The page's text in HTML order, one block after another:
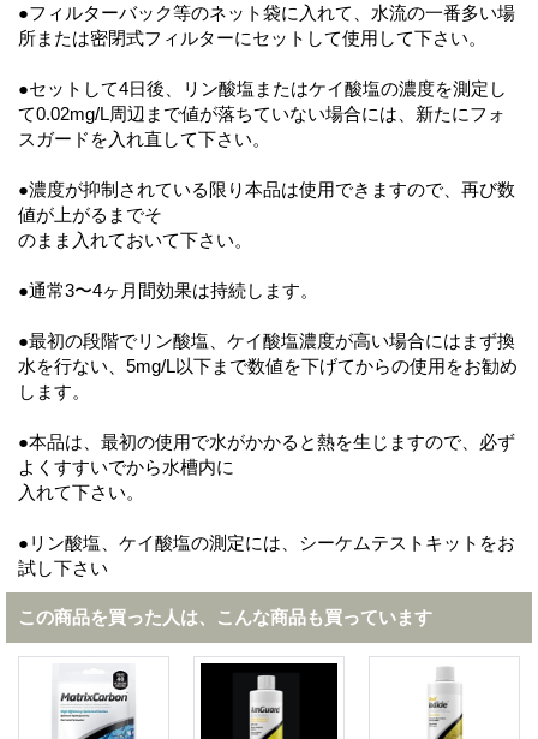
●フィルターバック等のネット袋に入れて、水流の一番多い場
所または密閉式フィルターにセットして使用して下さい。
●セットして4日後、リン酸塩またはケイ酸塩の濃度を測定し
て0.02mg/L周辺まで値が落ちていない場合には、新たにフォ
スガードを入れ直して下さい。
●濃度が抑制されている限り本品は使用できますので、再び数
値が上がるまでそ
のまま入れておいて下さい。
●通常3〜4ヶ月間効果は持続します。
●最初の段階でリン酸塩、ケイ酸塩濃度が高い場合にはまず換
水を行ない、5mg/L以下まで数値を下げてからの使用をお勧め
します。
●本品は、最初の使用で水がかかると熱を生じますので、必ず
よくすすいでから水槽内に
入れて下さい。
●リン酸塩、ケイ酸塩の測定には、シーケムテストキットをお
試し下さい
この商品を買った人は、こんな商品も買っています